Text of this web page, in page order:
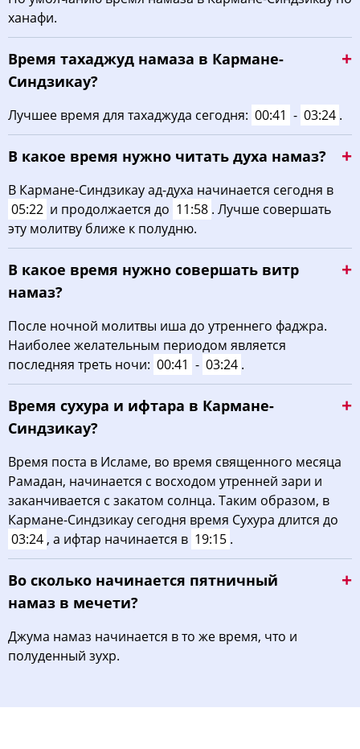
22, Сб
23, Вс 03:46 05:18 12:06 15:54 18:54 20:19
18:52 20:17
25, Вт 03:49 05:20 12:06 15:52 18:51 20:15
27, Чт 03:52 05:22 12:05 15:50 18:47 20:11
28, Пт 03:53 05:23 12:05 15:49 18:46 20:09
03:55 05:24 15:48 18:44
03:56 05:25 12:04 15:47 18:42 20:05
03:57 05:27 12:04 15:46 18:41
ханафи.
Время тахаджуд намаза в Кармане-
Синдзикау?
Лучшее время для тахаджуда сегодня: 00:41 - 03:24 .
В какое время нужно читать духа намаз?
В Кармане-Синдзикау ад-духа начинается сегодня в
05:22 и продолжается до 11:58 . Лучше совершать
эту молитву ближе к полудню.
В какое время нужно совершать витр
намаз?
После ночной молитвы иша до утреннего фаджра.
Наиболее желательным периодом является
последняя треть ночи: 00:41 - 03:24 .
Время сухура и ифтара в Кармане-
Синдзикау?
Время поста в Исламе, во время священного месяца
Рамадан, начинается с восходом утренней зари и
заканчивается с закатом солнца. Таким образом, в
Кармане-Синдзикау сегодня время Сухура длится до
03:24 , а ифтар начинается в 19:15 .
Во сколько начинается пятничный
намаз в мечети?
Джума намаз начинается в то же время, что и
полуденный зухр.